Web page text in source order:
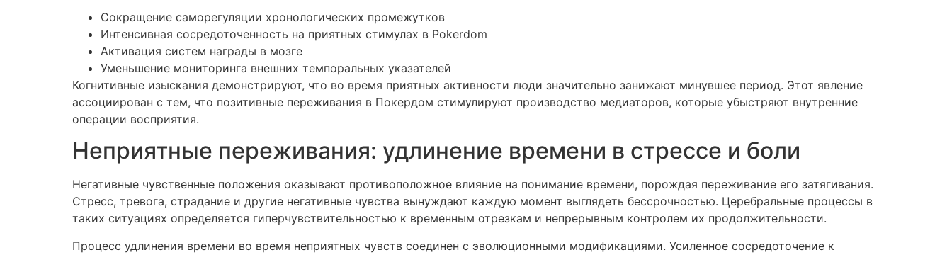
Сокращение саморегуляции хронологических промежутков
Интенсивная сосредоточенность на приятных стимулах в Pokerdom
Активация систем награды в мозге
Уменьшение мониторинга внешних темпоральных указателей
Когнитивные изыскания демонстрируют, что во время приятных активности люди значительно занижают минувшее период. Этот явление
ассоциирован с тем, что позитивные переживания в Покердом стимулируют производство медиаторов, которые убыстряют внутренние
операции восприятия.
Неприятные переживания: удлинение времени в стрессе и боли
Негативные чувственные положения оказывают противоположное влияние на понимание времени, порождая переживание его затягивания.
Стресс, тревога, страдание и другие негативные чувства вынуждают каждую момент выглядеть бессрочностью. Церебральные процессы в
таких ситуациях определяется гиперчувствительностью к временным отрезкам и непрерывным контролем их продолжительности.
Процесс удлинения времени во время неприятных чувств соединен с эволюционными модификациями. Усиленное сосредоточение к